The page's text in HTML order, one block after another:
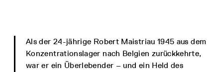
Als der 24-jährige Robert Maistriau 1945 aus dem
Konzentrationslager nach Belgien zurückkehrte,
war er ein Überlebender – und ein Held des